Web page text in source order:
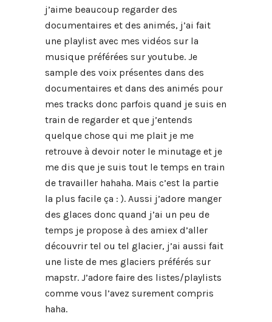
j’aime beaucoup regarder des
documentaires et des animés, j’ai fait
une playlist avec mes vidéos sur la
musique préférées sur youtube. Je
sample des voix présentes dans des
documentaires et dans des animés pour
mes tracks donc parfois quand je suis en
train de regarder et que j’entends
quelque chose qui me plait je me
retrouve à devoir noter le minutage et je
me dis que je suis tout le temps en train
de travailler hahaha. Mais c’est la partie
la plus facile ça : ). Aussi j’adore manger
des glaces donc quand j’ai un peu de
temps je propose à des amiex d’aller
découvrir tel ou tel glacier, j’ai aussi fait
une liste de mes glaciers préférés sur
mapstr. J’adore faire des listes/playlists
comme vous l’avez surement compris
haha.